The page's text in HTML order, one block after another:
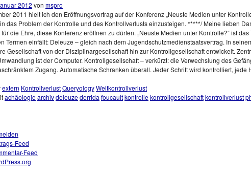
2012 von mspro
2011 hielt ich den Eröffnungsvortrag auf der Konferenz „Neuste Medien unter
das Problem der Kontrolle und des Kontrollverlusts einzusteigen. *****/ Meine lieben
die Ehre, diese Konferenz eröffnen zu dürfen. „Neuste Medien unter Kontrolle?“ ist
Termen einfällt: Deleuze – gleich nach dem Jugendschutzmedienstaatsvertrag. In
Gesellschaft von der Disziplinargesellschaft hin zur Kontrollgesellschaft entwickelt.
ist der Computer. Kontrollgesellschaft – verkürzt: die Verwechslung des
Zugang. Automatische Schranken überall. Jeder Schritt wird kontrolliert, jede
extern KontrollverlustQueryologyWeltkontrollverlust
achäologiearchivdeleuzederrida foucaultkontrollekontrollgesellschaftkontrollverlust
Feed
Feed